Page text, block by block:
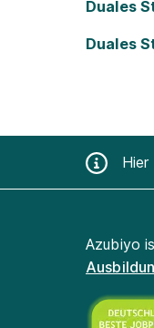
Duales
Duales
Azubiyo